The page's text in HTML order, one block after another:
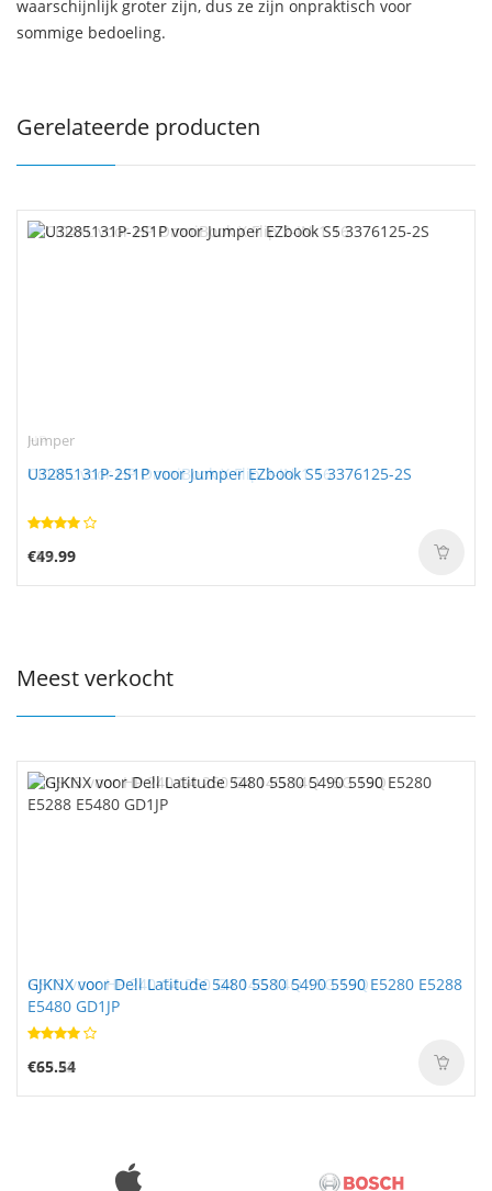
waarschijnlijk groter zijn, dus ze zijn onpraktisch voor
sommige bedoeling.
Gerelateerde producten
Jumper
U3285131P-2S1P voor Jumper EZbook S5 3376125-2S
€49.99
Meest verkocht
GJKNX voor Dell Latitude 5480 5580 5490 5590 E5280 E5288
E5480 GD1JP
€65.54